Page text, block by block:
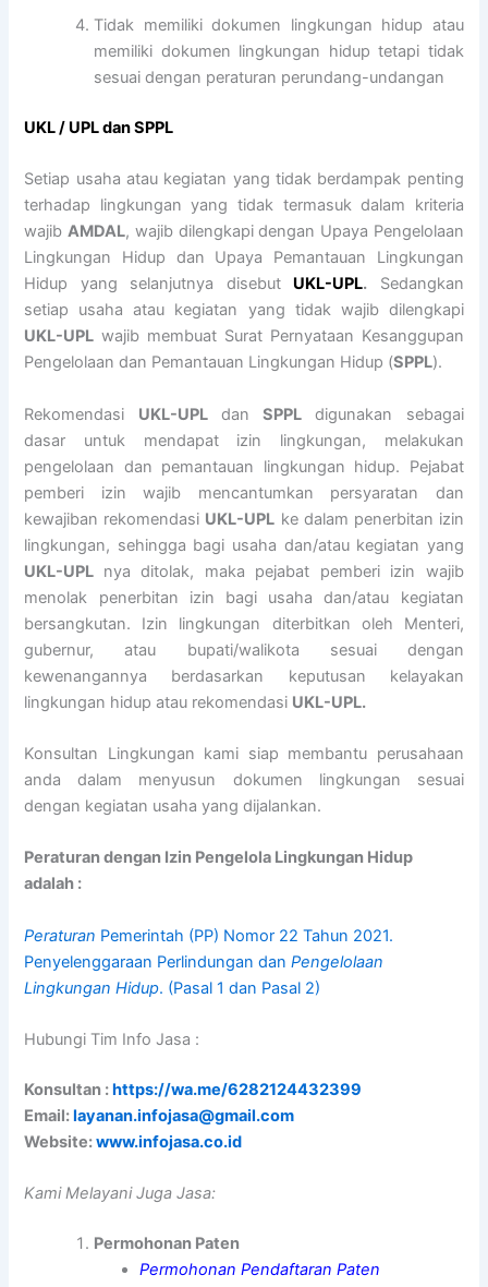
Tidak memiliki dokumen lingkungan hidup atau
memiliki dokumen lingkungan hidup tetapi tidak
sesuai dengan peraturan perundang-undangan
UKL / UPL dan SPPL
Setiap usaha atau kegiatan yang tidak berdampak penting
terhadap lingkungan yang tidak termasuk dalam kriteria
wajibAMDAL, wajib dilengkapi dengan Upaya Pengelolaan
Lingkungan Hidup dan Upaya Pemantauan Lingkungan
Hidup yang selanjutnya disebut UKL-UPL. Sedangkan
setiap usaha atau kegiatan yang tidak wajib dilengkapi
UKL-UPL wajib membuat Surat Pernyataan Kesanggupan
Pengelolaan dan Pemantauan Lingkungan Hidup (SPPL).
Rekomendasi UKL-UPLdanSPPL digunakan sebagai
dasar untuk mendapat izin lingkungan, melakukan
pengelolaan dan pemantauan lingkungan hidup. Pejabat
pemberi izin wajib mencantumkan persyaratan dan
kewajiban rekomendasi UKL-UPL ke dalam penerbitan izin
lingkungan, sehingga bagi usaha dan/atau kegiatan yang
UKL-UPL nya ditolak, maka pejabat pemberi izin wajib
menolak penerbitan izin bagi usaha dan/atau kegiatan
bersangkutan. Izin lingkungan diterbitkan oleh Menteri,
gubernur, atau bupati/walikota sesuai dengan
kewenangannya berdasarkan keputusan kelayakan
lingkungan hidup atau rekomendasi UKL-UPL.
Konsultan Lingkungan kami siap membantu perusahaan
anda dalam menyusun dokumen lingkungan sesuai
dengan kegiatan usaha yang dijalankan.
Peraturan dengan Izin Pengelola Lingkungan Hidup
adalah :
Peraturan Pemerintah (PP) Nomor 22 Tahun 2021.
Penyelenggaraan Perlindungan danPengelolaan
Lingkungan Hidup. (Pasal 1 dan Pasal 2)
Hubungi Tim Info Jasa :
Konsultan :https://wa.me/6282124432399
Email:layanan.infojasa@gmail.com
Website:www.infojasa.co.id
Kami Melayani Juga Jasa:
Permohonan Paten
Permohonan Pendaftaran Paten